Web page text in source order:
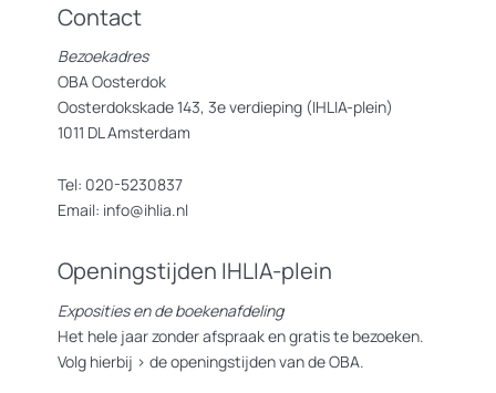
Contact
Bezoekadres
OBA Oosterdok
Oosterdokskade 143, 3e verdieping (IHLIA-plein)
1011 DL Amsterdam
Tel: 020-5230837
Email: info@ihlia.nl
Openingstijden IHLIA-plein
Exposities en de boekenafdeling
Het hele jaar zonder afspraak en gratis te bezoeken.
Volg hierbij > de openingstijden van de OBA.